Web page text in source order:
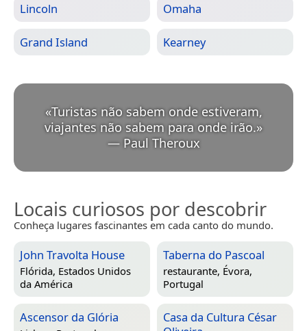
Lincoln Omaha
Grand Island Kearney
«Turistas não sabem onde estiveram,
viajantes não sabem para onde irão.
— Paul Theroux
Locais curiosos por descobrir
Conheça lugares fascinantes em cada canto do mundo.
John Travolta House
Flórida, Estados Unidos
da América
Taberna do Pascoal
restaurante, Évora,
Portugal
Ascensor da Glória
Casa da Cultura César